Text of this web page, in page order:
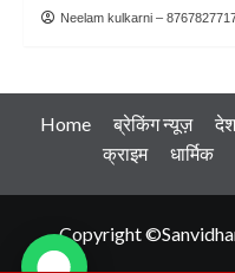
Neelam kulkarni –
Home ब्रेकिंग न्यूज़
क्राइम
धार्मिक
Copyright